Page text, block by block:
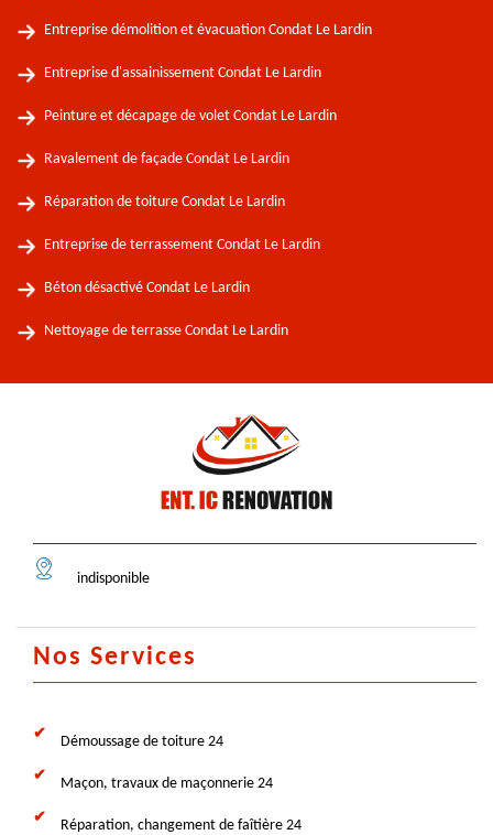
Entreprise démolition et évacuation Condat Le Lardin
Entreprise d'assainissement Condat Le Lardin
Peinture et décapage de volet Condat Le Lardin
Ravalement de façade Condat Le Lardin
Réparation de toiture Condat Le Lardin
Entreprise de terrassement Condat Le Lardin
Béton désactivé Condat Le Lardin
Nettoyage de terrasse Condat Le Lardin
indisponible
Nos Services
Démoussage de toiture 24
Maçon, travaux de maçonnerie 24
Réparation, changement de faîtière 24